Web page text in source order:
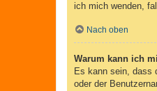
ich mich wenden,
Nach oben
Warum kann ich
Es kann sein, dass
oder der